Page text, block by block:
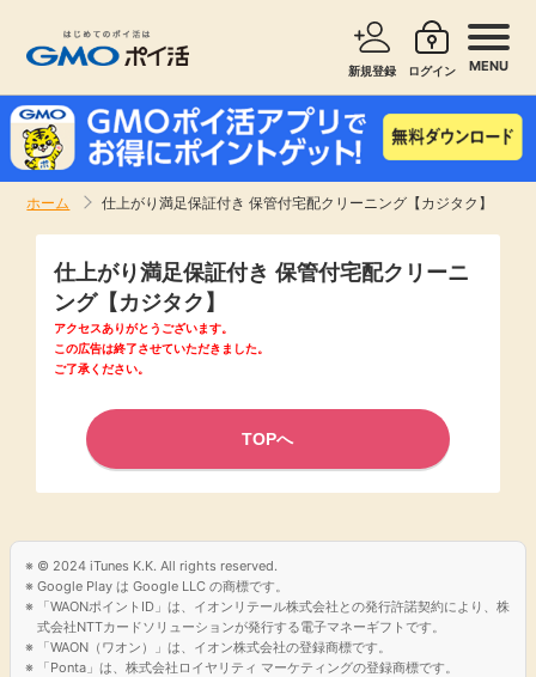
新規登録 ログイン MENU
ホーム 仕上がり満足保証付き 保管付宅配クリーニング【カジタク】
新着
高還元
アンケート
ゲーム
サービスで探す ショッピングで探す
無料サービス
エンタメ
クレジットカード
引っ越し
買取・査定
仕上がり満足保証付き 保管付宅配クリーニ
ング【カジタク】
アクセスありがとうございます。
この広告は終了させていただきました。
ご了承ください。
TOPへ
© 2024 iTunes K.K. All rights reserved.
Google Play は Google LLC の商標です。
「WAONポイントID」は、イオンリテール株式会社との発行許諾契約により、株
式会社NTTカードソリューションが発行する電子マネーギフトです。
「WAON（ワオン）」は、イオン株式会社の登録商標です。
「Ponta」は、株式会社ロイヤリティ マーケティングの登録商標です。